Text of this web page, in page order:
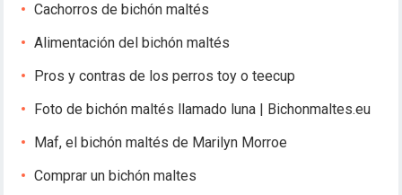
Cachorros de bichón maltés
Alimentación del bichón maltés
Pros y contras de los perros toy o teecup
Foto de bichón maltés llamado luna | Bichonmaltes.eu
Maf, el bichón maltés de Marilyn Morroe
Comprar un bichón maltes